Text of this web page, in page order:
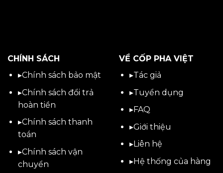
CHÍNH SÁCH
▸Chính sách bảo mật
▸Chính sách đổi trả
hoàn tiền
▸Chính sách thanh
toán
▸Chính sách vận
chuyển
VỀ CỐP PHA VIỆT
▸Tác giả
▸Tuyển dụng
▸FAQ
▸Giới thiệu
▸Liên hệ
▸Hệ thống của hàng